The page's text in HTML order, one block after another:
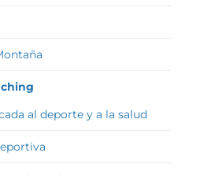
al deporte y a la salud